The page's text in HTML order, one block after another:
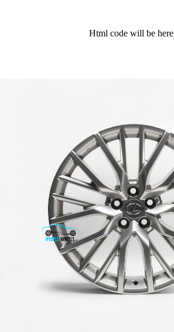
Html code will be here